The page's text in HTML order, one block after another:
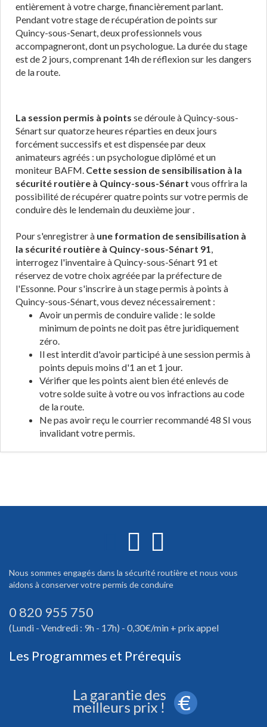
entièrement à votre charge, financièrement parlant.
Pendant votre stage de récupération de points sur
Quincy-sous-Senart, deux professionnels vous
accompagneront, dont un psychologue. La durée du stage
est de 2 jours, comprenant 14h de réflexion sur les dangers
de la route.
La session permis à points se déroule à Quincy-sous-
Sénart sur quatorze heures réparties en deux jours
forcément successifs et est dispensée par deux
animateurs agréés : un psychologue diplômé et un
moniteur BAFM. Cette session de sensibilisation à la
sécurité routière à Quincy-sous-Sénart vous offrira la
possibilité de récupérer quatre points sur votre permis de
conduire dès le lendemain du deuxième jour .
Pour s'enregistrer à une formation de sensibilisation à
la sécurité routière à Quincy-sous-Sénart 91,
interrogez l'inventaire à Quincy-sous-Sénart 91 et
réservez de votre choix agréée par la préfecture de
l'Essonne. Pour s'inscrire à un stage permis à points à
Quincy-sous-Sénart, vous devez nécessairement :
Avoir un permis de conduire valide : le solde
minimum de points ne doit pas être juridiquement
zéro.
Il est interdit d'avoir participé à une session permis à
points depuis moins d'1 an et 1 jour.
Vérifier que les points aient bien été enlevés de
votre solde suite à votre ou vos infractions au code
de la route.
Ne pas avoir reçu le courrier recommandé 48 SI vous
invalidant votre permis.
Nous sommes engagés dans la sécurité routière et nous vous
aidons à conserver votre permis de conduire
0 820 955 750
(Lundi - Vendredi : 9h - 17h) - 0,30€/min + prix appel
Les Programmes et Prérequis